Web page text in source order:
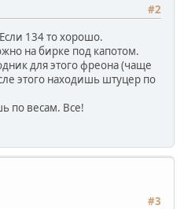
#2
134 то хорошо.
на бирке под капотом.
для этого фреона (чаще
этого находишь штуцер по
по весам. Все!
#3